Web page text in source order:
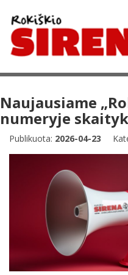
Naujausiame
numeryje
Publikuota: 2026-04-23